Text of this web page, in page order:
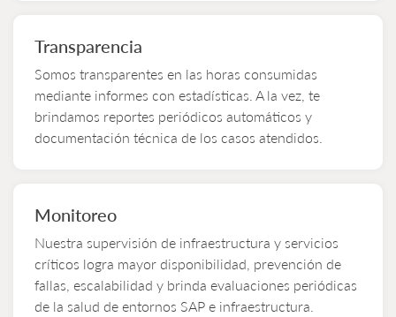
Transparencia
Somos transparentes en las horas consumidas
mediante informes con estadísticas. A la vez, te
brindamos reportes periódicos automáticos y
documentación técnica de los casos atendidos.
Monitoreo
Nuestra supervisión de infraestructura y servicios
críticos logra mayor disponibilidad, prevención de
fallas, escalabilidad y brinda evaluaciones periódicas
de la salud de entornos SAP e infraestructura.